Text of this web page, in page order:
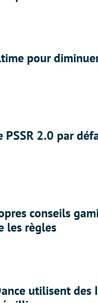
pour
PSSR 2.0 par
conseils
les règles
utilisent des